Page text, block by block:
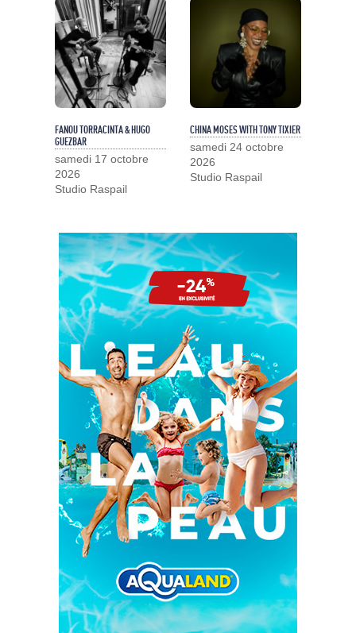
FANOU TORRACINTA & HUGO
GUEZBAR
samedi 17 octobre
2026
Studio Raspail
CHINA MOSES WITH TONY TIXIER
samedi 24 octobre
2026
Studio Raspail